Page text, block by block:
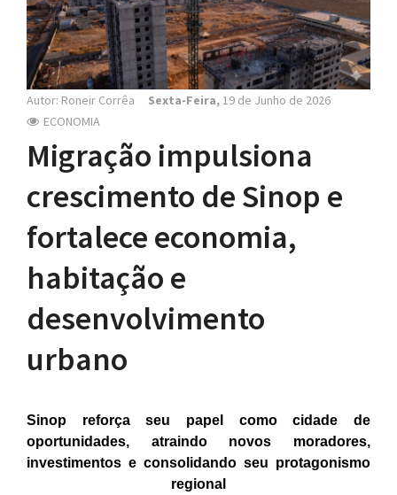
g
a
i
o
n
Autor: Roneir Corrêa Sexta-Feira, 19 de Junho de 2026
ECONOMIA
Migração impulsiona
crescimento de Sinop e
fortalece economia,
habitação e
desenvolvimento
urbano
Sinop reforça seu papel como cidade de
oportunidades, atraindo novos moradores,
investimentos e consolidando seu protagonismo
regional